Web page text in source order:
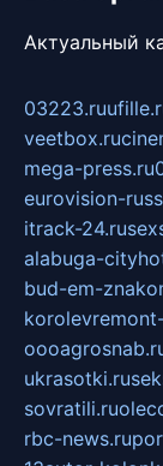
Актуальный
03223.ru
veetbox.ru
mega-press.ru
eurovision-
itrack-24.ru
alabuga-
bud-em-
ukrasotki.ru
sovratili.ru
rbc-news.ru